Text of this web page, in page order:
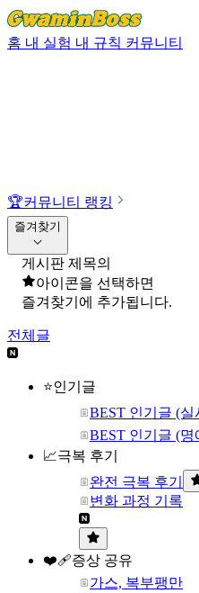
홈 내 실험 내 규칙 커뮤니티
🏆커뮤니티 랭킹
즐겨찾기
게시판 제목의
아이콘을 선택하면
즐겨찾기에 추가됩니다.
전체글
⭐인기글
BEST 인기글 (실
BEST 인기글 (명
📈극복 후기
완전 극복 후기
변화 과정 기록
❤️‍🩹증상 공유
가스, 복부팽만